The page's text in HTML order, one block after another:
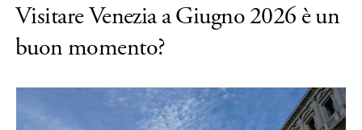
Visitare Venezia a Giugno 2026 è un
buon momento?